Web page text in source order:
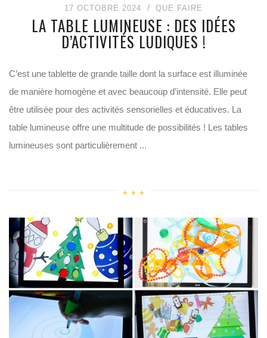
17 OCTOBRE 2024 QUE FAIRE
LA TABLE LUMINEUSE : DES IDÉES
D’ACTIVITÉS LUDIQUES !
C’est une tablette de grande taille dont la surface est illuminée
de manière homogène et avec beaucoup d’intensité. Elle peut
être utilisée pour des activités sensorielles et éducatives. La
table lumineuse offre une multitude de possibilités ! Les tables
lumineuses sont particulièrement ...